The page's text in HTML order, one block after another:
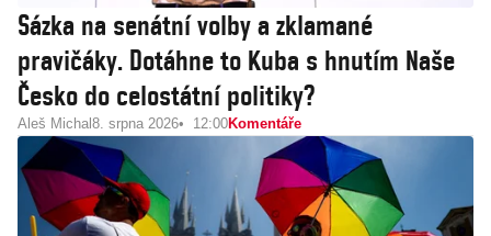
Sázka na senátní volby a zklamané
pravičáky. Dotáhne to Kuba s hnutím Naše
Česko do celostátní politiky?
Aleš Michal 8. srpna 2026 12:00Komentáře